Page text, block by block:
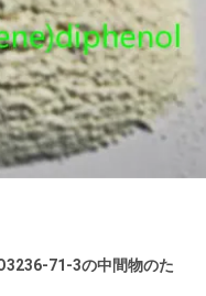
71-3の中間物のた